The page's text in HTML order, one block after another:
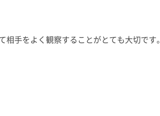
手をよく観察することがとても大切です。